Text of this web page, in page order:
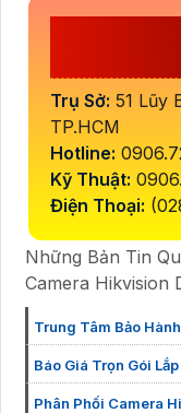
Trụ Sở: 51 Lũy
TP.HCM
Hotline:
Kỹ Thuật:
Điện Thoại:
Những Bản Tin
Camera Hikvision
Trung Tâm Bảo
Báo Giá Trọn Gói
Phân Phối Camera